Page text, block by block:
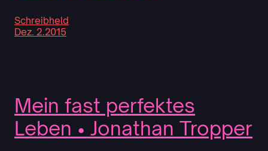
Schreibheld
Dez. 2.2015
Mein fast perfektes
Leben • Jonathan Tropper